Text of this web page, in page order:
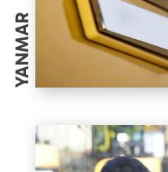
YANMAR